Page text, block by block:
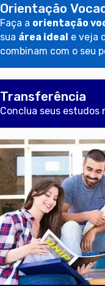
Orientação
Faça a orientação
sua área ideal e veja
combinam com o seu
Transferência
Conclua seus estudos